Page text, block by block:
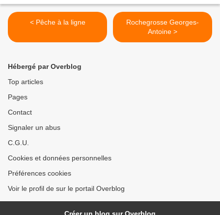
< Pêche à la ligne
Rochegrosse Georges-
Antoine >
Hébergé par Overblog
Top articles
Pages
Contact
Signaler un abus
C.G.U.
Cookies et données personnelles
Préférences cookies
Voir le profil de sur le portail Overblog